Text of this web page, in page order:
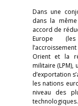
Dans une
dans la
accord de
Europe
Orient et la
militaire
d’exportation
les nations
niveau des
technologiques.